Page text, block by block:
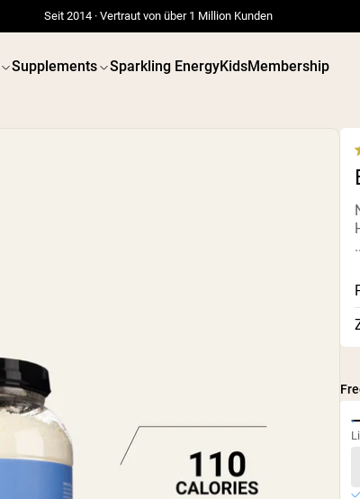
Seit 2014 · Vertraut von über 1 Million Kunden
Supplements Sparkling EnergyKidsMembership